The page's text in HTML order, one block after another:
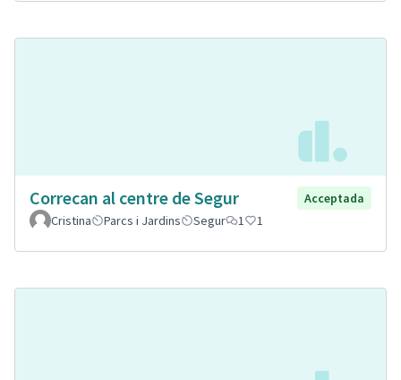
Correcan al centre de Segur
Acceptada
Cristina
Parcs i Jardins Segur 1 1